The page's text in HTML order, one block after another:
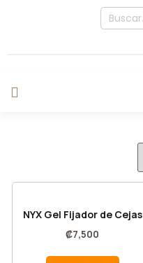
NYX Gel Fijador de Cejas
₡7,500